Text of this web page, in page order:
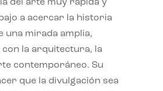
del arte muy rápida y
a acercar la historia
una mirada amplia,
con la arquitectura, la
contemporáneo. Su
que la divulgación sea